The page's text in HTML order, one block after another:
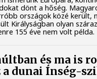
dönt a hőség.
országok közé került,
Királyságban olyan
155 éve nem volt példa.
és ma is
a dunai Ínség-